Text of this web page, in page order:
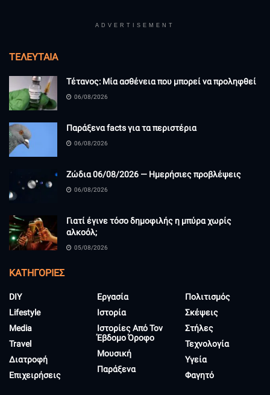
ADVERTISEMENT
ΤΕΛΕΥΤΑΊΑ
Τέτανος: Μία ασθένεια που μπορεί να προληφθεί
06/08/2026
Παράξενα facts για τα περιστέρια
06/08/2026
Ζώδια 06/08/2026 — Ημερήσιες προβλέψεις
06/08/2026
Γιατί έγινε τόσο δημοφιλής η μπύρα χωρίς
αλκοόλ;
05/08/2026
KΑΤΗΓΟΡΊΕΣ
DIY
Lifestyle
Media
Travel
Διατροφή
Επιχειρήσεις
Εργασία
Ιστορία
Ιστορίες Από Τον
Έβδομο Όροφο
Μουσική
Παράξενα
Πολιτισμός
Σκέψεις
Στήλες
Τεχνολογία
Υγεία
Φαγητό